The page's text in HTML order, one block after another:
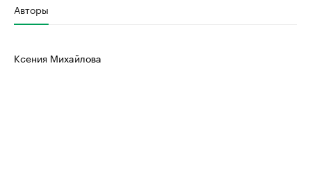
Авторы
Ксения Михайлова